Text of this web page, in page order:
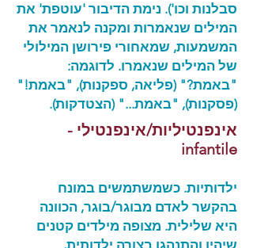
סבלנות וכו'). נימת הדיבור 'עוטפת' את
המילים שנאמרות ומקנה לנאמר את
המשמעות, שמאחורי פירושן המילולי
של המילים שנאמרו. לדוגמה:
"באמת?" (פליאה, ספקנות), "באמת!"
(פסקנות), "באמת..." (הצטדקות).
אינפנטיליות/אינפנטילי -
infantile
ילדותיות. כשמשתמשים במונח
בהקשר לאדם מבוגר/בוגר, הכוונה
היא שלילית. מצופה מילדים קטנים
שיהיו והתנהגו בצורה ילדותית,